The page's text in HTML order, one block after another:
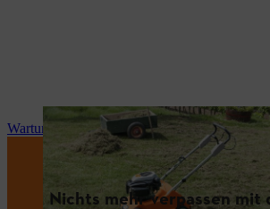
Wartung und Reparatur
Nichts mehr verpassen mit